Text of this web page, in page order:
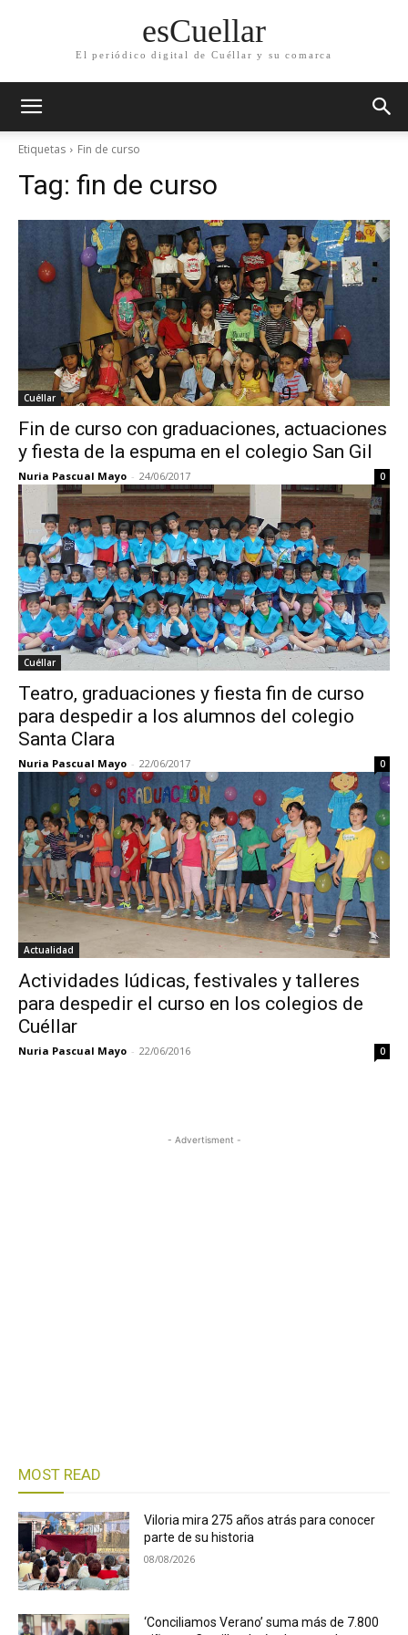
esCuellar
El periódico digital de Cuéllar y su comarca
Etiquetas Fin de curso
Tag: fin de curso
Cuéllar
Fin de curso con graduaciones, actuaciones
y fiesta de la espuma en el colegio San Gil
Nuria Pascual Mayo - 24/06/2017 0
Cuéllar
Teatro, graduaciones y fiesta fin de curso
para despedir a los alumnos del colegio
Santa Clara
Nuria Pascual Mayo - 22/06/2017 0
Actualidad
Actividades lúdicas, festivales y talleres
para despedir el curso en los colegios de
Cuéllar
Nuria Pascual Mayo - 22/06/2016 0
- Advertisment -
MOST READ
Viloria mira 275 años atrás para conocer
parte de su historia
08/08/2026
‘Conciliamos Verano’ suma más de 7.800